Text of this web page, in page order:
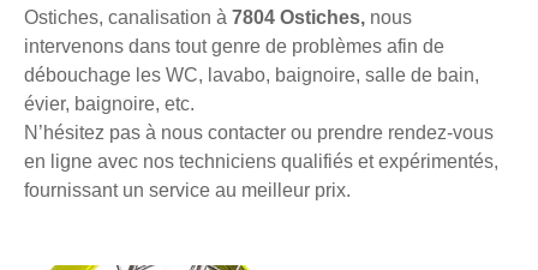
Ostiches, canalisation à 7804 Ostiches, nous
intervenons dans tout genre de problèmes afin de
débouchage les WC, lavabo, baignoire, salle de bain,
évier, baignoire, etc.
N’hésitez pas à nous contacter ou prendre rendez-vous
en ligne avec nos techniciens qualifiés et expérimentés,
fournissant un service au meilleur prix.